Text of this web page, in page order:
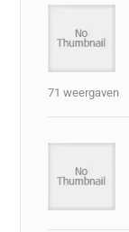
71 weergaven